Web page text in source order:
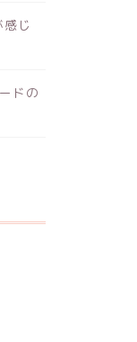
じ
ドの